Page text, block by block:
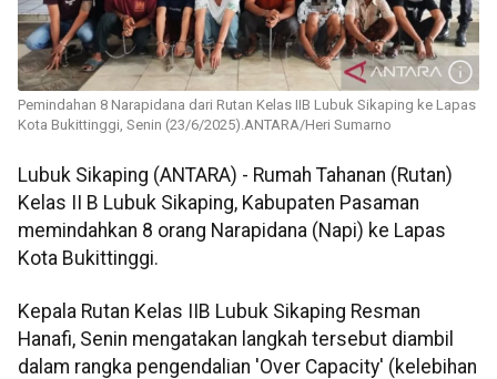
Pemindahan 8 Narapidana dari Rutan Kelas IIB Lubuk Sikaping ke Lapas
Kota Bukittinggi, Senin (23/6/2025).ANTARA/Heri Sumarno
Lubuk Sikaping (ANTARA) - Rumah Tahanan (Rutan)
Kelas II B Lubuk Sikaping, Kabupaten Pasaman
memindahkan 8 orang Narapidana (Napi) ke Lapas
Kota Bukittinggi.
Kepala Rutan Kelas IIB Lubuk Sikaping Resman
Hanafi, Senin mengatakan langkah tersebut diambil
dalam rangka pengendalian 'Over Capacity' (kelebihan